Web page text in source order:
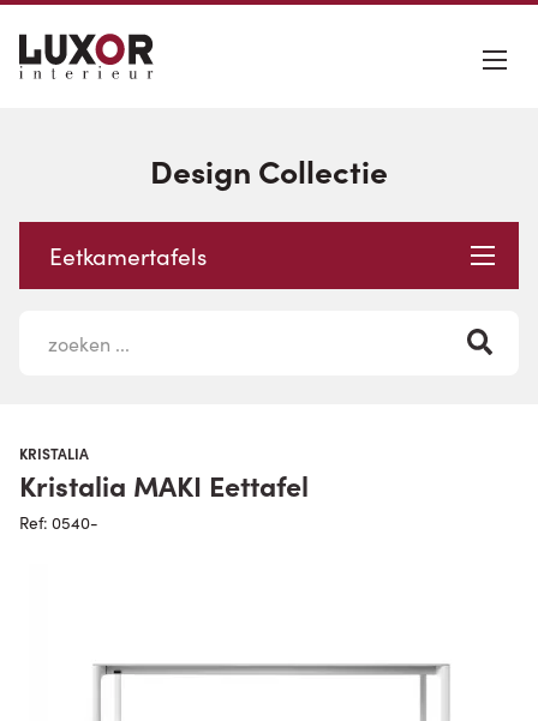
Design Collectie
Eetkamertafels
KRISTALIA
Kristalia MAKI Eettafel
Ref: 0540-